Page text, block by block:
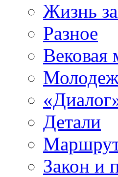
Жизнь
Разное
Вековая
Детали
Маршрут
Закон и